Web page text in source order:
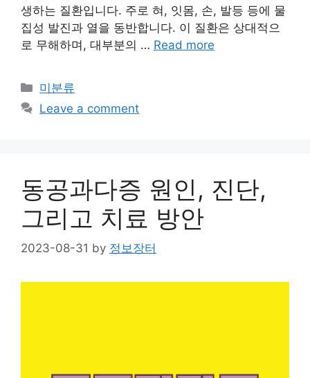
생하는 질환입니다. 주로 혀, 잇몸, 손, 발등 등에 물
집성 발진과 열을 동반합니다. 이 질환은 상대적으
로 무해하며, 대부분의 … Read more
Categories
미분류
Leave a comment
동공과다증 원인, 진단,
그리고 치료 방안
2023-08-31 by 정보장터